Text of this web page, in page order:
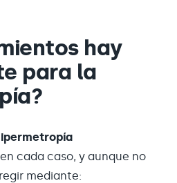
hay
para la
cada caso, y aunque no
mediante: